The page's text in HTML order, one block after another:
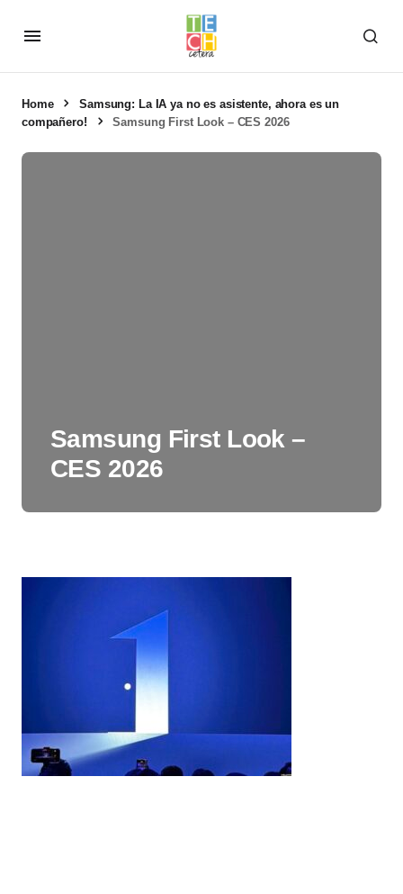
Home
Samsung: La IA ya no es asistente, ahora es un
compañero!
Samsung First Look – CES 2026
Samsung First Look –
CES 2026